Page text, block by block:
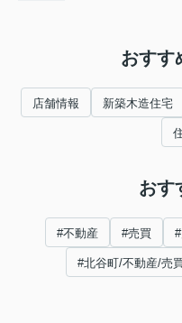
おすす
店舗情報 新築木造住宅
おす
#不動産 #売買
#北谷町/不動産/売